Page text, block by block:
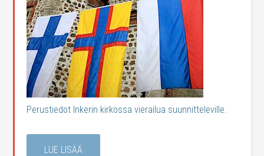
Perustiedot Inkerin kirkossa vierailua suunnitteleville.
LUE LISÄÄ